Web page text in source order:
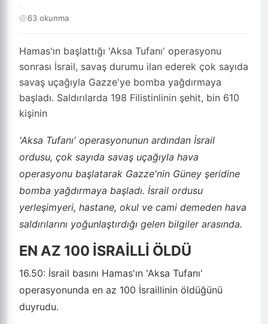
Hamas'ın başlattığı 'Aksa Tufanı' operasyonu
sonrası İsrail, savaş durumu ilan ederek çok sayıda
savaş uçağıyla Gazze'ye bomba yağdırmaya
başladı. Saldırılarda 198 Filistinlinin şehit, bin 610
kişinin
·
63 okunma
'Aksa Tufanı' operasyonunun ardından İsrail
ordusu, çok sayıda savaş uçağıyla hava
operasyonu başlatarak Gazze'nin Güney şeridine
bomba yağdırmaya başladı. İsrail ordusu
yerleşimyeri, hastane, okul ve cami demeden hava
saldırılarını yoğunlaştırdığı gelen bilgiler arasında.
EN AZ 100 İSRAİLLİ ÖLDÜ
16.50: İsrail basını Hamas'ın 'Aksa Tufanı'
operasyonunda en az 100 İsraillinin öldüğünü
duyrudu.